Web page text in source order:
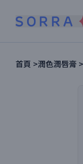
首頁 >潤色潤唇膏 >